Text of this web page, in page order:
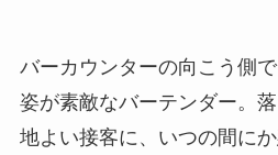
バーカウンターの向こう側
姿が素敵なバーテンダー。
地よい接客に、いつの間に